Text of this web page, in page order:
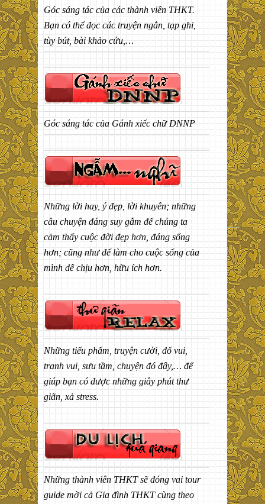
Góc sáng tác của các thành viên THKT.
Bạn có thể đọc các truyện ngắn, tạp ghi,
tùy bút, bài khảo cứu,…
Góc sáng tác của Gánh xiếc chữ DNNP
Những lời hay, ý đẹp, lời khuyên; những
câu chuyện đáng suy gẫm để chúng ta
cảm thấy cuộc đời đẹp hơn, đáng sống
hơn; cũng như để làm cho cuộc sống của
mình dễ chịu hơn, hữu ích hơn.
Những tiểu phẩm, truyện cười, đố vui,
tranh vui, sưu tầm, chuyện đó đây,… để
giúp bạn có được những giây phút thư
giãn, xả stress.
Những thành viên THKT sẽ đóng vai tour
guide mời cả Gia đình THKT cùng theo